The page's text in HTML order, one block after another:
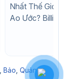
Nhất Thế Giới
Ao Ước?
Bảo Quản